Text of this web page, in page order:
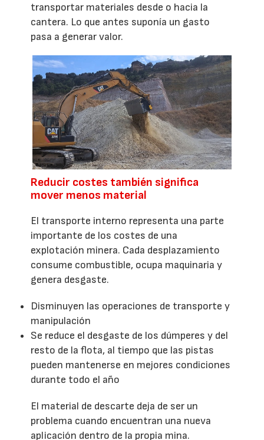
transportar materiales desde o hacia la
cantera. Lo que antes suponía un gasto
pasa a generar valor.
Reducir costes también significa
mover menos material
El transporte interno representa una parte
importante de los costes de una
explotación minera. Cada desplazamiento
consume combustible, ocupa maquinaria y
genera desgaste.
Disminuyen las operaciones de transporte y
manipulación
Se reduce el desgaste de los dúmperes y del
resto de la flota, al tiempo que las pistas
pueden mantenerse en mejores condiciones
durante todo el año
El material de descarte deja de ser un
problema cuando encuentran una nueva
aplicación dentro de la propia mina.